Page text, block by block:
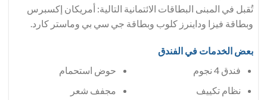
تُقبل في المبنى البطاقات الائتمانية التالية: أمريكان إكسبرس
وبطاقة فيزا وداينرز كلوب وبطاقة جي سي بي وماستر كارد.
بعض الخدمات في الفندق
فندق 4 نجوم
حوض استحمام
مجفف شعر